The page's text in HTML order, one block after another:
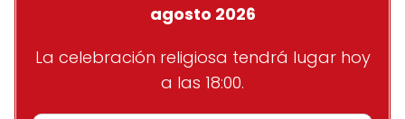
agosto 2026
La celebración religiosa tendrá lugar hoy
a las 18:00.